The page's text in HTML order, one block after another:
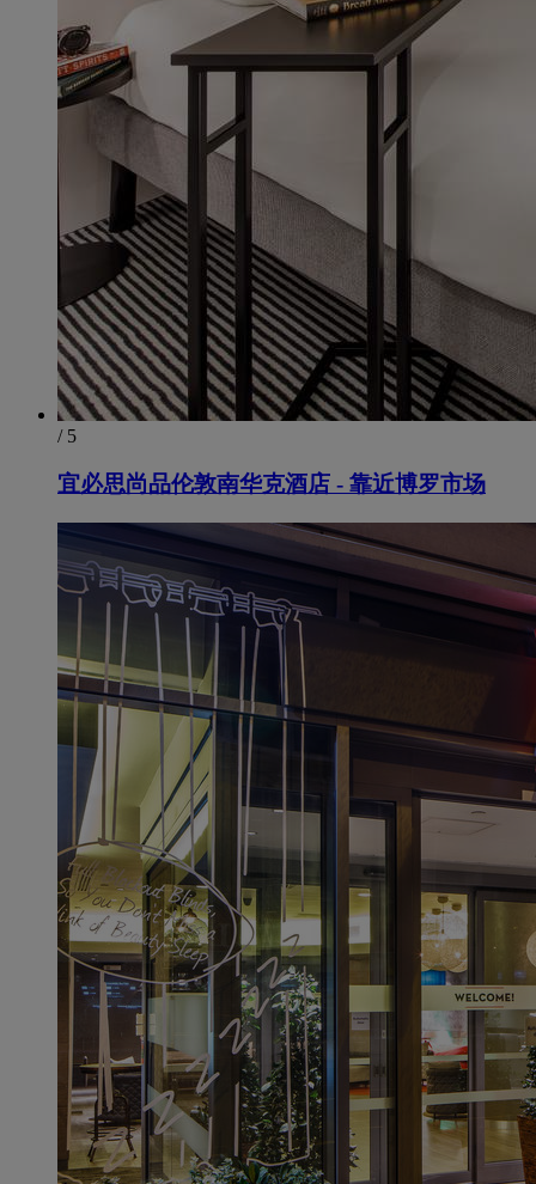
/ 5
宜必思尚品伦敦南华克酒店 - 靠近博罗市场